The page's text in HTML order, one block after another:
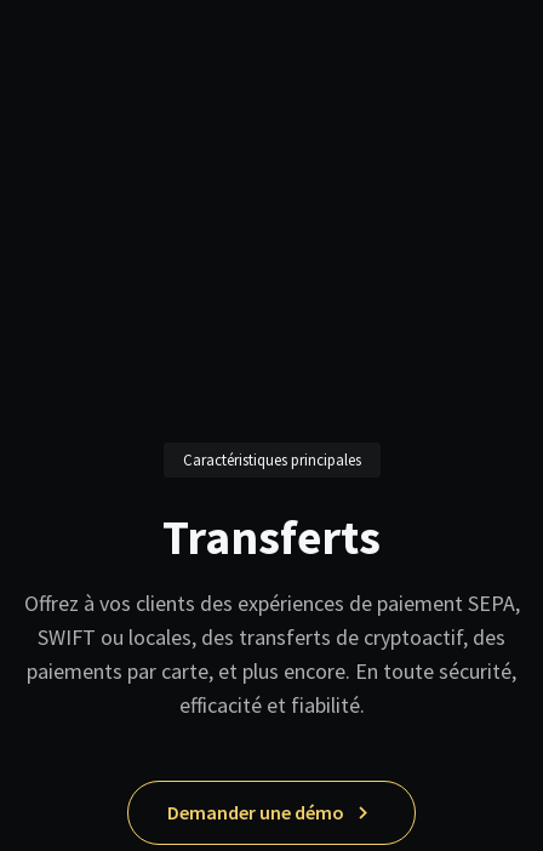
Caractéristiques principales
Transferts
Offrez à vos clients des expériences de paiement SEPA,
SWIFT ou locales, des transferts de cryptoactif, des
paiements par carte, et plus encore. En toute sécurité,
efficacité et fiabilité.
Demander une démo